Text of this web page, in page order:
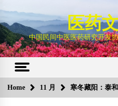
content
医药
中国民间中医医药研究开发
Home 11 月 寒冬藏阳：泰